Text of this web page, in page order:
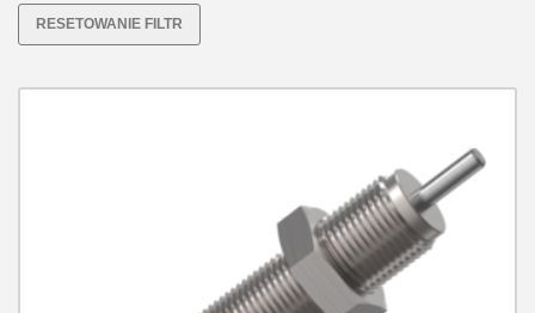
zatrzymania awaryjnego [J]
Z głowicą stalową
RESETOWANIE FILTR